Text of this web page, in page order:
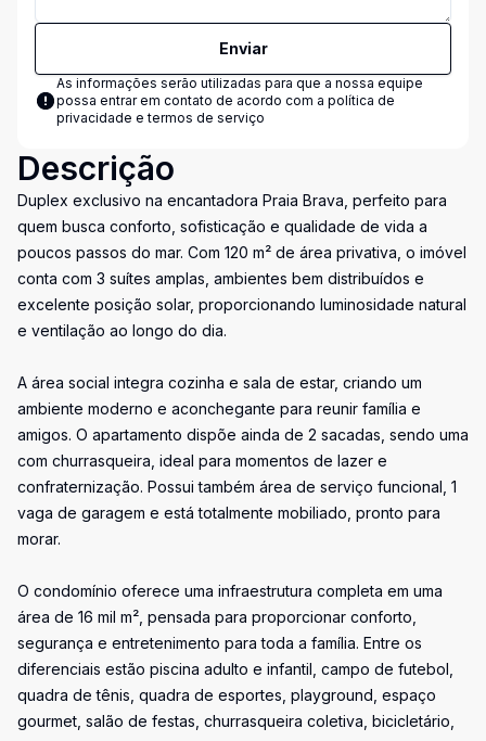
Enviar
As informações serão utilizadas para que a nossa equipe
possa entrar em contato de acordo com a política de
privacidade e termos de serviço
Descrição
Duplex exclusivo na encantadora Praia Brava, perfeito para
quem busca conforto, sofisticação e qualidade de vida a
poucos passos do mar. Com 120 m² de área privativa, o imóvel
conta com 3 suítes amplas, ambientes bem distribuídos e
excelente posição solar, proporcionando luminosidade natural
e ventilação ao longo do dia.
A área social integra cozinha e sala de estar, criando um
ambiente moderno e aconchegante para reunir família e
amigos. O apartamento dispõe ainda de 2 sacadas, sendo uma
com churrasqueira, ideal para momentos de lazer e
confraternização. Possui também área de serviço funcional, 1
vaga de garagem e está totalmente mobiliado, pronto para
morar.
O condomínio oferece uma infraestrutura completa em uma
área de 16 mil m², pensada para proporcionar conforto,
segurança e entretenimento para toda a família. Entre os
diferenciais estão piscina adulto e infantil, campo de futebol,
quadra de tênis, quadra de esportes, playground, espaço
gourmet, salão de festas, churrasqueira coletiva, bicicletário,